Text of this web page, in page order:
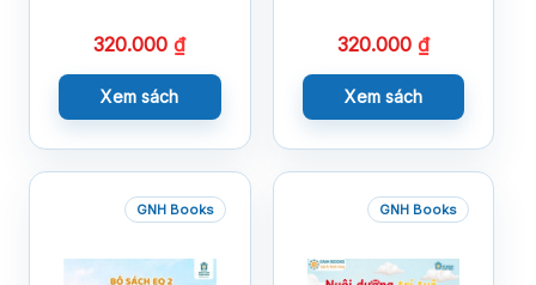
320.000₫
Xem sách
320.000 ₫
Xem sách
GNH Books GNH Books